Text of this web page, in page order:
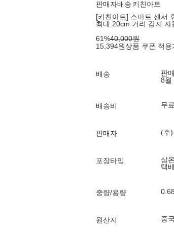
판매자배송 키친아트
[키친아트] 스마트 센서
최대 20cm 거리 감지 자
61%40,000원
15,394원상품 쿠폰 적용
배송 판
8월
배송비 무
판매자 (주
포장타입
상
택
중량/용량
원산지 중국